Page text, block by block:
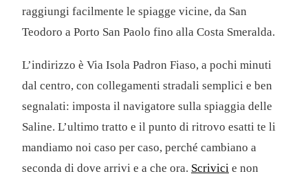
raggiungi facilmente le spiagge vicine, da San
Teodoro a Porto San Paolo fino alla Costa Smeralda.
L’indirizzo è Via Isola Padron Fiaso, a pochi minuti
dal centro, con collegamenti stradali semplici e ben
segnalati: imposta il navigatore sulla spiaggia delle
Saline. L’ultimo tratto e il punto di ritrovo esatti te li
mandiamo noi caso per caso, perché cambiano a
seconda di dove arrivi e a che ora. Scrivici e non